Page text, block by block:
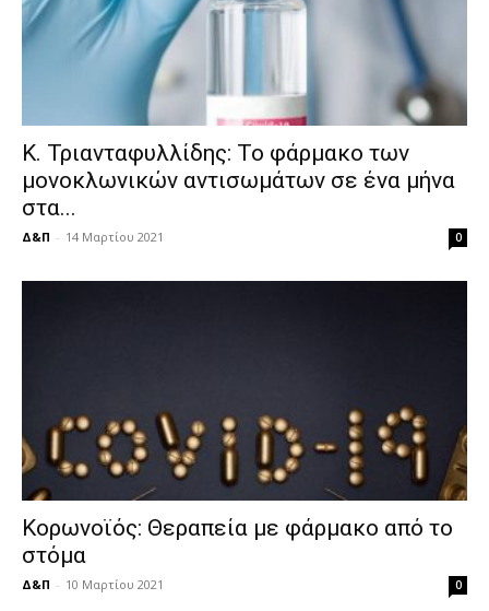
Κ. Τριανταφυλλίδης: Το φάρμακο των
μονοκλωνικών αντισωμάτων σε ένα μήνα
στα...
Δ&Π - 14 Μαρτίου 2021 0
Κορωνοϊός: Θεραπεία με φάρμακο από το
στόμα
Δ&Π - 10 Μαρτίου 2021 0